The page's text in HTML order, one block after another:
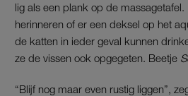
lig als een plank op de
herinneren of er een deksel op het
de katten in ieder geval kunnen
ze de vissen ook opgegeten. Beetje
“Blijf nog maar even rustig liggen”,